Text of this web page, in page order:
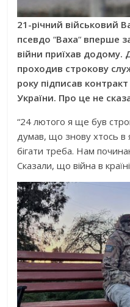
21-річний військовий
псевдо“Ваха“ вперше
війни приїхав додому.
проходив строкову
року підписав
України. Про це не
“24 лютого я ще був
думав, що знову хтось в
бігати треба. Нам
Сказали, що війна в